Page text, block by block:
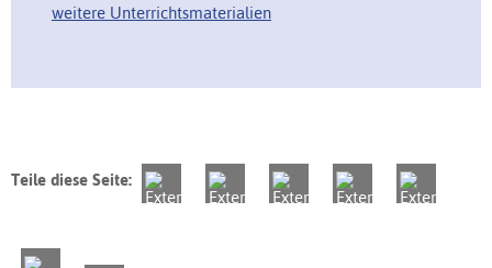
weitere Unterrichtsmaterialien
Teile diese Seite: